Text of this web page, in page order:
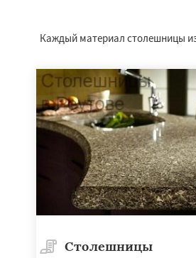
Каждый материал столешницы
Столешницы